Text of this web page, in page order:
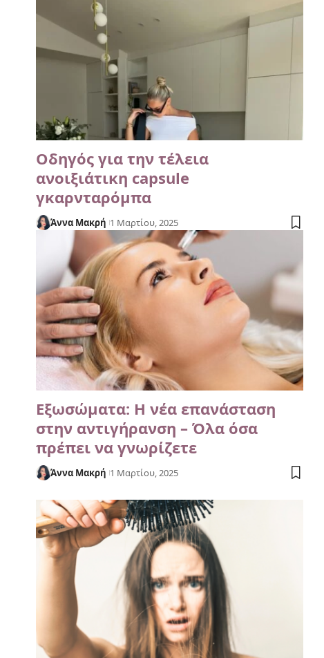
Οδηγός για την τέλεια
ανοιξιάτικη capsule
γκαρνταρόμπα
Άννα Μακρή 1 Μαρτίου, 2025
Εξωσώματα: Η νέα επανάσταση
στην αντιγήρανση – Όλα όσα
πρέπει να γνωρίζετε
Άννα Μακρή 1 Μαρτίου, 2025